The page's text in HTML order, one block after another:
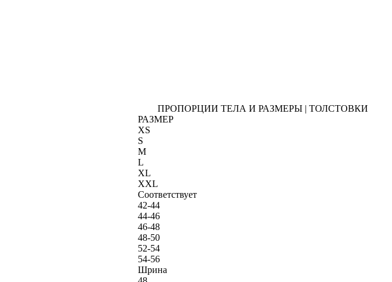
ПРОПОРЦИИ ТЕЛА И РАЗМЕРЫ | ТОЛСТОВКИ
РАЗМЕР
XS
S
M
L
XL
XXL
Соответствует
42-44
44-46
46-48
48-50
52-54
54-56
Шрина